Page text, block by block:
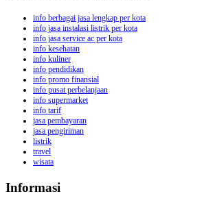
info berbagai jasa lengkap per kota
info jasa instalasi listrik per kota
info jasa service ac per kota
info kesehatan
info kuliner
info pendidikan
info promo finansial
info pusat perbelanjaan
info supermarket
info tarif
jasa pembayaran
jasa pengiriman
listrik
travel
wisata
Informasi